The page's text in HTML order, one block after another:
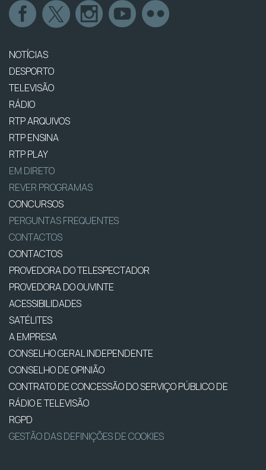
NOTÍCIAS
DESPORTO
TELEVISÃO
RÁDIO
RTP ARQUIVOS
RTP ENSINA
RTP PLAY
EM DIRETO
REVER PROGRAMAS
CONCURSOS
PERGUNTAS FREQUENTES
CONTACTOS
CONTACTOS
PROVEDORA DO TELESPECTADOR
PROVEDORA DO OUVINTE
ACESSIBILIDADES
SATÉLITES
A EMPRESA
CONSELHO GERAL INDEPENDENTE
CONSELHO DE OPINIÃO
CONTRATO DE CONCESSÃO DO SERVIÇO PÚBLICO DE
RÁDIO E TELEVISÃO
RGPD
GESTÃO DAS DEFINIÇÕES DE COOKIES